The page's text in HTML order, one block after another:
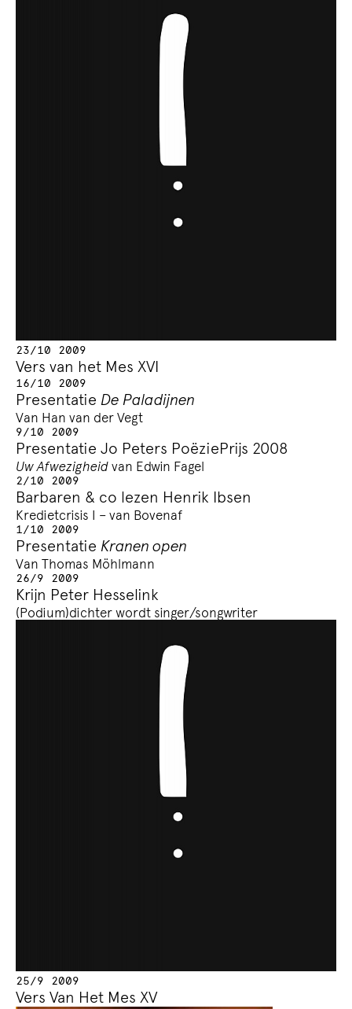
23/10 2009
Vers van het Mes XVI
16/10 2009
Presentatie De Paladijnen
Van Han van der Vegt
9/10 2009
Presentatie Jo Peters PoëziePrijs 2008
Uw Afwezigheidvan Edwin Fagel
2/10 2009
Barbaren & co lezen Henrik Ibsen
Kredietcrisis I – van Bovenaf
1/10 2009
Presentatie Kranen open
Van Thomas Möhlmann
26/9 2009
Krijn Peter Hesselink
(Podium)dichter wordt singer/songwriter
25/9 2009
Vers Van Het Mes XV